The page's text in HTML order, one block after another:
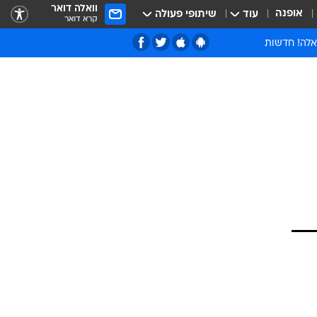
אופנה עוד שיתופי פעולה וואלה דואר
קרא דואר
חדשות